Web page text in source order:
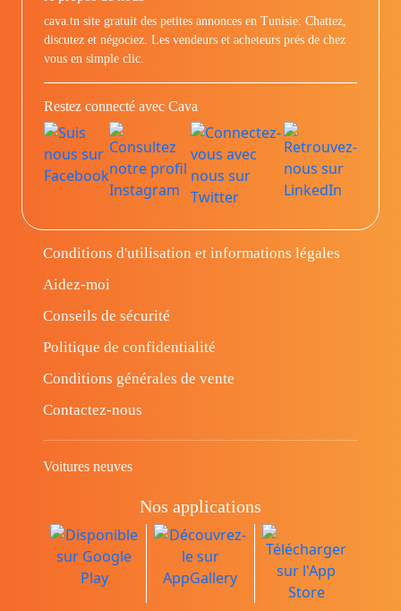
cava.tn site gratuit des petites annonces en Tunisie: Chattez,
discutez et négociez. Les vendeurs et acheteurs prés de chez
vous en simple clic.
Restez connecté avec Cava
Conditions d'utilisation et informations légales
Aidez-moi
Conseils de sécurité
Politique de confidentialité
Conditions générales de vente
Contactez-nous
Voitures neuves
Nos applications